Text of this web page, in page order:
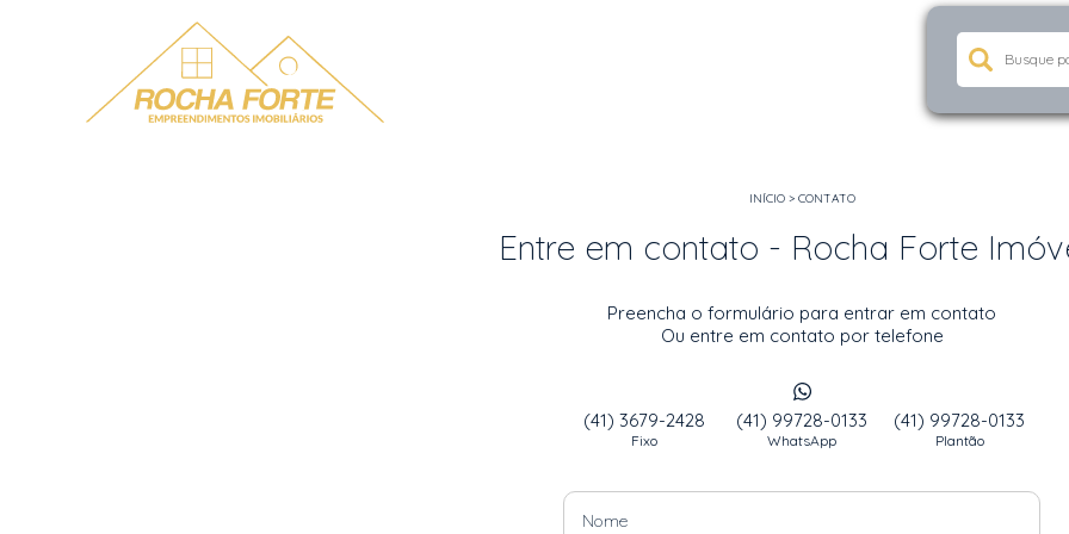
INÍCIO> CONTATO
Entre em contato - Rocha Forte
Preencha o formulário para entrar em contato
Ou entre em contato por telefone
(41) 3679-2428
Fixo
(41) 99728-0133
WhatsApp
(41) 99728-0133
Plantão